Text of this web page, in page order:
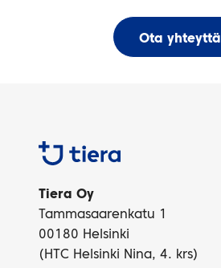
Ota yhteyttä
Tiera
Tiera Oy
Tammasaarenkatu 1
00180 Helsinki
(HTC Helsinki Nina, 4. krs)